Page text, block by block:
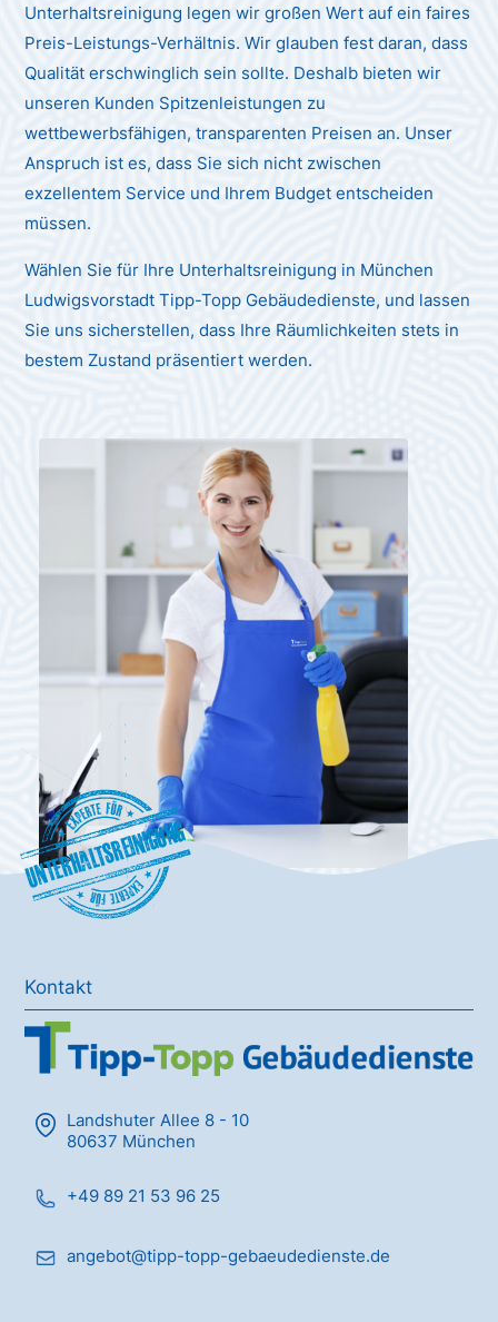
Unterhaltsreinigung legen wir großen Wert auf ein faires
Preis-Leistungs-Verhältnis. Wir glauben fest daran, dass
Qualität erschwinglich sein sollte. Deshalb bieten wir
unseren Kunden Spitzenleistungen zu
wettbewerbsfähigen, transparenten Preisen an. Unser
Anspruch ist es, dass Sie sich nicht zwischen
exzellentem Service und Ihrem Budget entscheiden
müssen.
Wählen Sie für Ihre Unterhaltsreinigung in München
Ludwigsvorstadt Tipp-Topp Gebäudedienste, und lassen
Sie uns sicherstellen, dass Ihre Räumlichkeiten stets in
bestem Zustand präsentiert werden.
Unterhaltsreinigung
Kontakt
Landshuter Allee 8 - 10
80637 München
+49 89 21 53 96 25
angebot@tipp-topp-gebaeudedienste.de